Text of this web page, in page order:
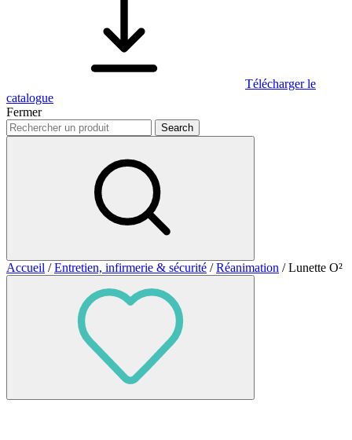
Télécharger le
catalogue
Fermer
Accueil /Entretien, infirmerie & sécurité /Réanimation / Lunette O²